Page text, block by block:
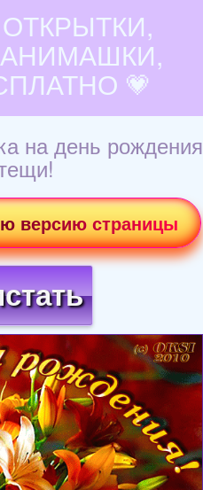
💗
на день рождения
версию страницы